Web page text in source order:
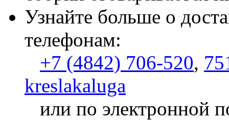
Узнайте больше о
телефонам:
+7 (4842) 706-520,
kreslakaluga
или по электронной